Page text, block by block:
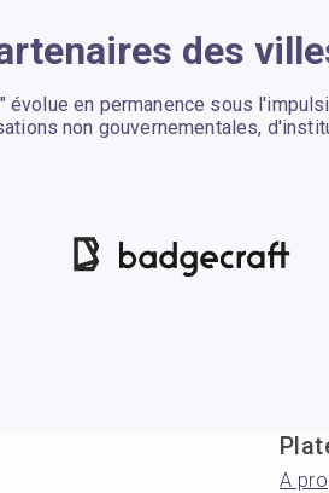
des
en permanence sous
non gouvernementales,
A